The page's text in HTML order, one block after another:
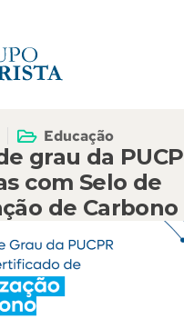
Educação
grau da
com Selo de
de Carbono